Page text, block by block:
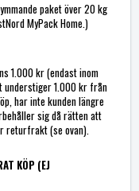
paket över 20 kg
MyPack Home.)
1.000 kr (endast inom
understiger 1.000 kr från
har inte kunden längre
sig då rätten att
returfrakt (se ovan).
KÖP (EJ